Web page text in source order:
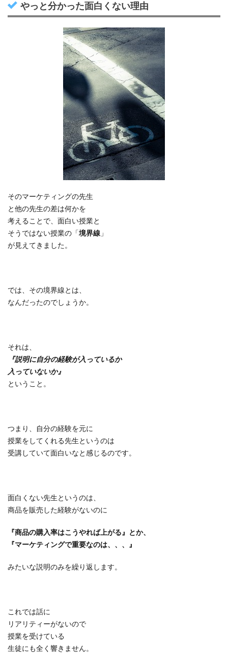
やっと分かった面白くない理由
そのマーケティングの先生
と他の先生の差は何かを
考えることで、面白い授業と
そうではない授業の「境界線 」
が見えてきました。
では、その境界線とは、
なんだったのでしょうか。
それは、
『説明に自分の経験が入っているか
入っていないか』
ということ。
つまり、自分の経験を元に
授業をしてくれる先生というのは
受講していて面白いなと感じるのです。
面白くない先生というのは、
商品を販売した経験がないのに
『商品の購入率はこうやれば上がる』とか、
『マーケティングで重要なのは、、、』
みたいな説明のみを繰り返します。
これでは話に
リアリティーがないので
授業を受けている
生徒にも全く響きません。